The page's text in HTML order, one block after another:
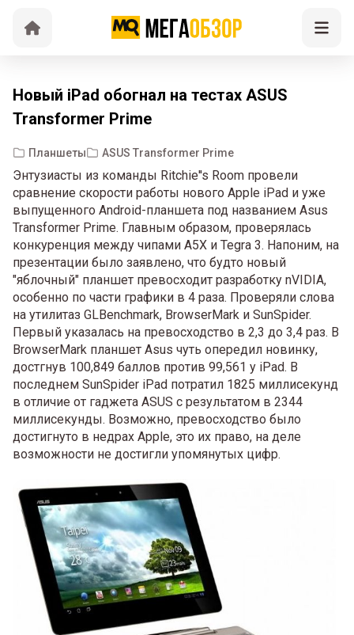
Новый iPad обогнал на тестах ASUS
Transformer Prime
Планшеты ASUS Transformer Prime
Энтузиасты из команды Ritchie''s Room провели
сравнение скорости работы нового Apple iPad и уже
выпущенного Android-планшета под названием Asus
Transformer Prime. Главным образом, проверялась
конкуренция между чипами A5X и Tegra 3. Напоним, на
презентации было заявлено, что будто новый
"яблочный" планшет превосходит разработку nVIDIA,
особенно по части графики в 4 раза. Проверяли слова
на утилитаз GLBenchmark, BrowserMark и SunSpider.
Первый указалась на превосходство в 2,3 до 3,4 раз. В
BrowserMark планшет Asus чуть опередил новинку,
достгнув 100,849 баллов против 99,561 у iPad. В
последнем SunSpider iPad потратил 1825 миллисекунд
в отличие от гаджета ASUS с результатом в 2344
миллисекунды. Возможно, превосходство было
достигнуто в недрах Apple, это их право, на деле
возможности не достигли упомянутых цифр.